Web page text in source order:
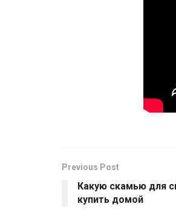
Previous Post
Какую скамью для
купить домой